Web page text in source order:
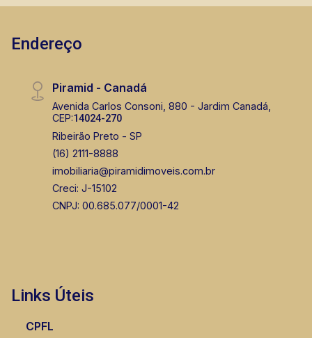
Endereço
Piramid - Canadá
Avenida Carlos Consoni, 880 - Jardim Canadá,
CEP:14024-270
Ribeirão Preto - SP
(16) 2111-8888
imobiliaria@piramidimoveis.com.br
Creci: J-15102
CNPJ: 00.685.077/0001-42
Links Úteis
CPFL